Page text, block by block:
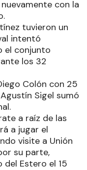
con la
tuvieron un
intentó
el conjunto
los 32
Colón con 25
Sigel sumó
a raíz de las
a jugar el
visite a Unión
su parte,
del Estero el 15